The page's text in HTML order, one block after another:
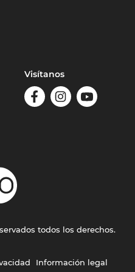
Visítanos
Información legal
todos los derechos.